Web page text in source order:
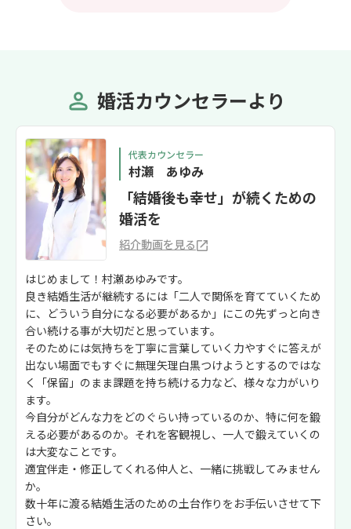
婚活カウンセラーより
代表カウンセラー
村瀬 あゆみ
「結婚後も幸せ」が続くための
婚活を
紹介動画を見る
はじめまして！村瀬あゆみです。
良き結婚生活が継続するには「二人で関係を育てていくため
に、どういう自分になる必要があるか」にこの先ずっと向き
合い続ける事が大切だと思っています。
そのためには気持ちを丁寧に言葉していく力やすぐに答えが
出ない場面でもすぐに無理矢理白黒つけようとするのではな
く「保留」のまま課題を持ち続ける力など、様々な力がいり
ます。
今自分がどんな力をどのぐらい持っているのか、特に何を鍛
える必要があるのか。それを客観視し、一人で鍛えていくの
は大変なことです。
適宜伴走・修正してくれる仲人と、一緒に挑戦してみません
か。
数十年に渡る結婚生活のための土台作りをお手伝いさせて下
さい。